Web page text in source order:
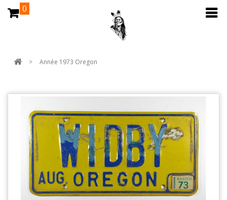
0
> Année 1973 Oregon